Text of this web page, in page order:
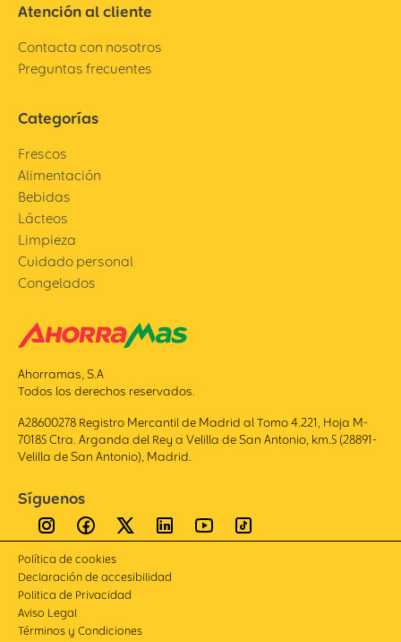
Atención al cliente
Contacta con nosotros
Preguntas frecuentes
Categorías
Frescos
Alimentación
Bebidas
Lácteos
Limpieza
Cuidado personal
Congelados
Ahorramas, S.A
Todos los derechos reservados.
A28600278 Registro Mercantil de Madrid al Tomo 4.221, Hoja M-
70185 Ctra. Arganda del Rey a Velilla de San Antonio, km.5 (28891-
Velilla de San Antonio), Madrid.
Síguenos
Política de cookies
Declaración de accesibilidad
Politica de Privacidad
Aviso Legal
Términos y Condiciones